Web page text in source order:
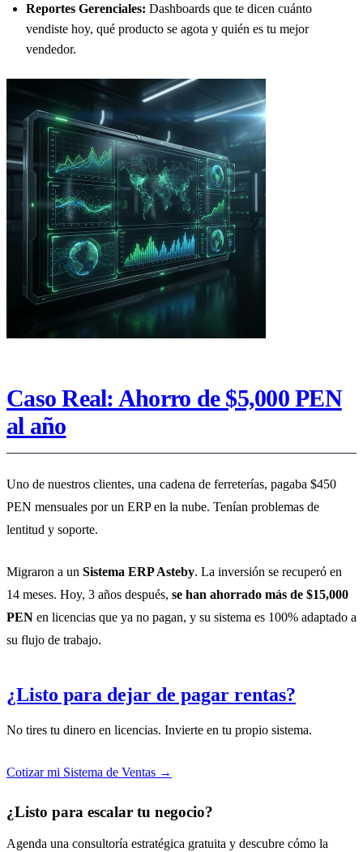
Reportes Gerenciales: Dashboards que te dicen cuánto
vendiste hoy, qué producto se agota y quién es tu mejor
vendedor.
Caso Real: Ahorro de $5,000 PEN
al año
Uno de nuestros clientes, una cadena de ferreterías, pagaba $450
PEN mensuales por un ERP en la nube. Tenían problemas de
lentitud y soporte.
Migraron a un Sistema ERP Asteby. La inversión se recuperó en
14 meses. Hoy, 3 años después, se han ahorrado más de $15,000
PEN en licencias que ya no pagan, y su sistema es 100% adaptado a
su flujo de trabajo.
¿Listo para dejar de pagar rentas?
No tires tu dinero en licencias. Invierte en tu propio sistema.
Cotizar mi Sistema de Ventas →
¿Listo para escalar tu negocio?
Agenda una consultoría estratégica gratuita y descubre cómo la